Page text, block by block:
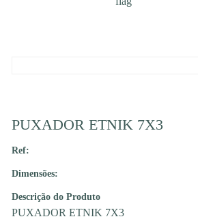
PUXADOR ETNIK 7X3
Ref:
Dimensões:
Descrição do Produto
PUXADOR ETNIK 7X3